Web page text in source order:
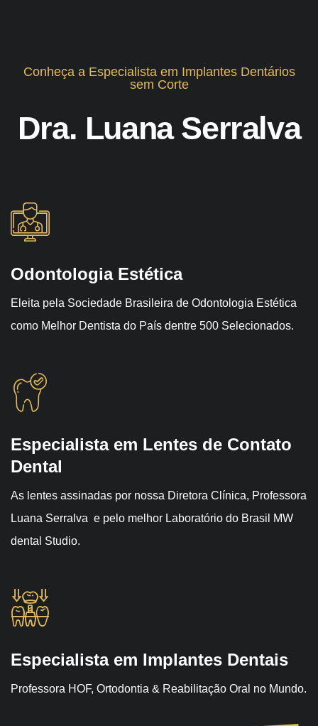
Conheça a Especialista em Implantes Dentários
sem Corte
Dra. Luana Serralva
Odontologia Estética
Eleita pela Sociedade Brasileira de Odontologia Estética
como Melhor Dentista do País dentre 500 Selecionados.
Especialista em Lentes de Contato
Dental
As lentes assinadas por nossa Diretora Clínica, Professora
Luana Serralva e pelo melhor Laboratório do Brasil MW
dental Studio.
Especialista em Implantes Dentais
Professora HOF, Ortodontia & Reabilitação Oral no Mundo.